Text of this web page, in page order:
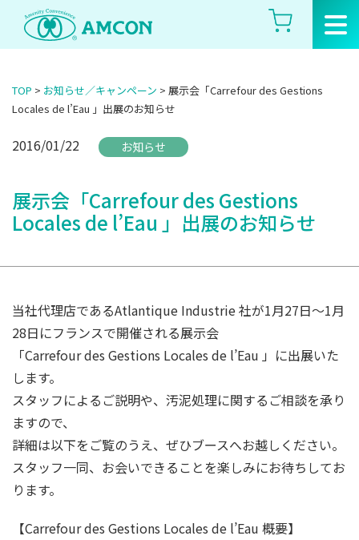
Skip
the
TOP > お知らせ／キャンペーン > 展示会「Carrefour des Gestions
Locales de l’Eau 」出展のお知らせ
2016/01/22 お知らせ
展示会「Carrefour des Gestions
Locales de l’Eau 」出展のお知らせ
当社代理店であるAtlantique Industrie 社が1月27日～1月
28日にフランスで開催される展示会
「Carrefour des Gestions Locales de l’Eau 」に出展いた
します。
スタッフによるご説明や、汚泥処理に関するご相談を承り
ますので、
詳細は以下をご覧のうえ、ぜひブースへお越しください。
スタッフ一同、お会いできることを楽しみにお待ちしてお
ります。
【Carrefour des Gestions Locales de l’Eau 概要】